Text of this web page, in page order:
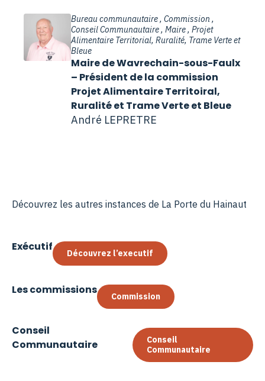
Bureau communautaire , Commission ,
Conseil Communautaire , Maire , Projet
Alimentaire Territorial, Ruralité, Trame Verte et
Bleue
Maire de Wavrechain-sous-Faulx
– Président de la commission
Projet Alimentaire Territoiral,
Ruralité et Trame Verte et Bleue
André LEPRETRE
Découvrez les autres instances de La Porte du Hainaut
Exécutif
Découvrez l’executif
Les commissions
Commission
Conseil
Communautaire
Conseil
Communautaire